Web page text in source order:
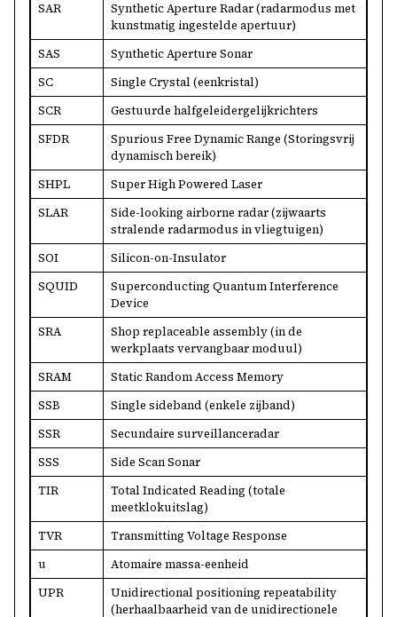
SAR
Synthetic Aperture Radar (radarmodus met
kunstmatig ingestelde apertuur)
SAS
Synthetic Aperture Sonar
SC
Single Crystal (eenkristal)
SCR
Gestuurde halfgeleidergelijkrichters
SFDR
Spurious Free Dynamic Range (Storingsvrij
dynamisch bereik)
SHPL
Super High Powered Laser
SLAR
Side-looking airborne radar (zijwaarts
stralende radarmodus in vliegtuigen)
SOI
Silicon-on-Insulator
SQUID
Superconducting Quantum Interference
Device
SRA
Shop replaceable assembly (in de
werkplaats vervangbaar moduul)
SRAM
Static Random Access Memory
SSB
Single sideband (enkele zijband)
SSR
Secundaire surveillanceradar
SSS
Side Scan Sonar
TIR
Total Indicated Reading (totale
meetklokuitslag)
TVR
Transmitting Voltage Response
u
Atomaire massa-eenheid
UPR
Unidirectional positioning repeatability
(herhaalbaarheid van de unidirectionele